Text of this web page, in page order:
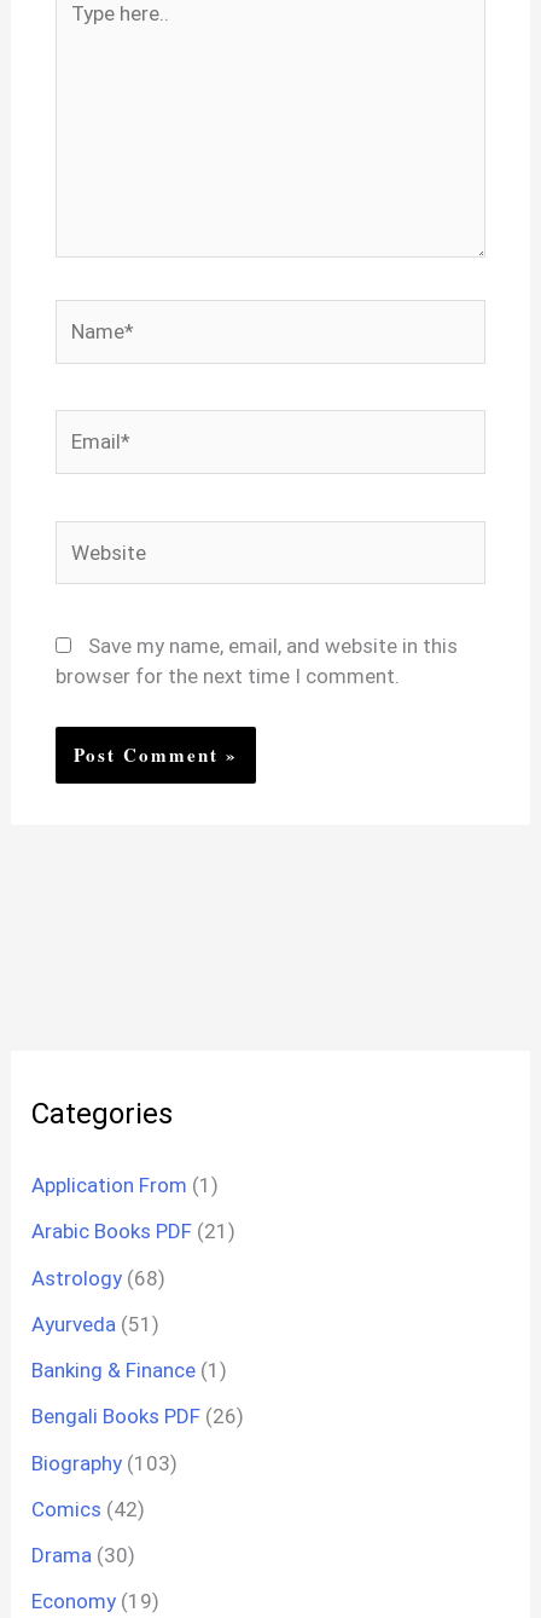
here..
Save my name, email, and website in this
browser for the next time I comment.
Categories
Application From (1)
Arabic Books PDF (21)
Astrology (68)
Ayurveda (51)
Banking & Finance (1)
Bengali Books PDF (26)
Biography (103)
Comics (42)
Drama (30)
Economy (19)